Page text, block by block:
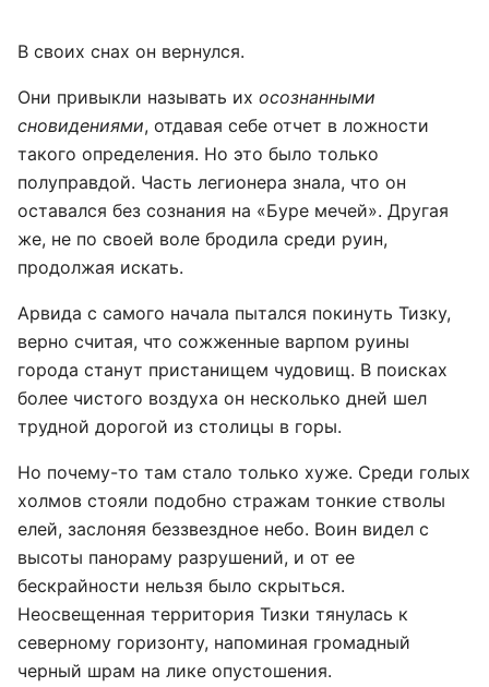
В своих снах он вернулся.
Они привыкли называть их осознанными
сновидениями, отдавая себе отчет в ложности
такого определения. Но это было только
полуправдой. Часть легионера знала, что он
оставался без сознания на «Буре мечей». Другая
же, не по своей воле бродила среди руин,
продолжая искать.
Арвида с самого начала пытался покинуть Тизку,
верно считая, что сожженные варпом руины
города станут пристанищем чудовищ. В поисках
более чистого воздуха он несколько дней шел
трудной дорогой из столицы в горы.
Но почему-то там стало только хуже. Среди голых
холмов стояли подобно стражам тонкие стволы
елей, заслоняя беззвездное небо. Воин видел с
высоты панораму разрушений, и от ее
бескрайности нельзя было скрыться.
Неосвещенная территория Тизки тянулась к
северному горизонту, напоминая громадный
черный шрам на лике опустошения.